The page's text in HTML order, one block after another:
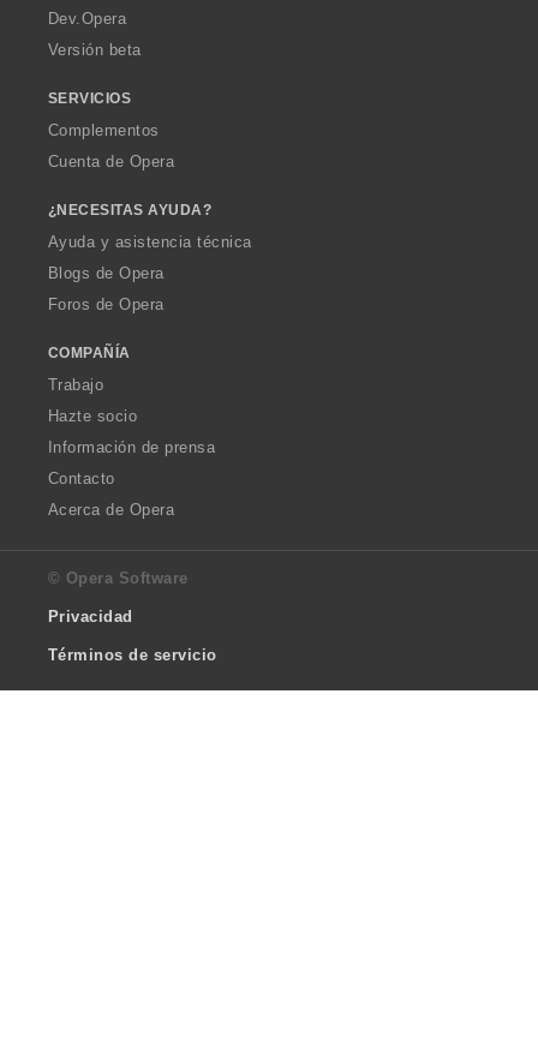
a
Dev.Opera
Versión beta
SERVICIOS
Complementos
Cuenta de Opera
¿NECESITAS AYUDA?
Ayuda y asistencia técnica
Blogs de Opera
Foros de Opera
COMPAÑÍA
Trabajo
Hazte socio
Información de prensa
Contacto
Acerca de Opera
© Opera Software
Privacidad
Términos de servicio